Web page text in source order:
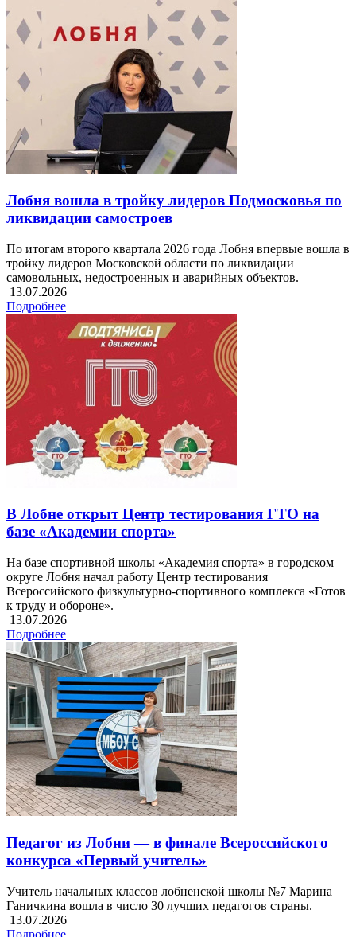
Лобня вошла в тройку лидеров Подмосковья по
ликвидации самостроев
По итогам второго квартала 2026 года Лобня впервые вошла в
тройку лидеров Московской области по ликвидации
самовольных, недостроенных и аварийных объектов.
13.07.2026
Подробнее
В Лобне открыт Центр тестирования ГТО на
базе «Академии спорта»
На базе спортивной школы «Академия спорта» в городском
округе Лобня начал работу Центр тестирования
Всероссийского физкультурно-спортивного комплекса «Готов
к труду и обороне».
13.07.2026
Подробнее
Педагог из Лобни — в финале Всероссийского
конкурса «Первый учитель»
Учитель начальных классов лобненской школы №7 Марина
Ганичкина вошла в число 30 лучших педагогов страны.
13.07.2026
Подробнее